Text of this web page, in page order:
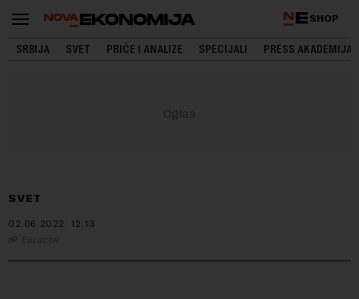
SHOP
SRBIJA SVET PRIČE I ANALIZE SPECIJALI PRESS AKADEMIJA
SVET
02.06.2022. 12:13
Euractiv